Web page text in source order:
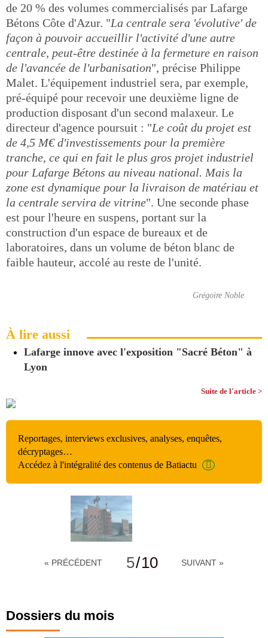
de 20 % des volumes commercialisés par Lafarge
Bétons Côte d'Azur. "La centrale sera 'évolutive' de
façon à pouvoir accueillir l'activité d'une autre
centrale, peut-être destinée à la fermeture en raison
de l'avancée de l'urbanisation", précise Philippe
Malet. L'équipement industriel sera, par exemple,
pré-équipé pour recevoir une deuxième ligne de
production disposant d'un second malaxeur. Le
directeur d'agence poursuit : "Le coût du projet est
de 4,5 M€ d'investissements pour la première
tranche, ce qui en fait le plus gros projet industriel
pour Lafarge Bétons au niveau national. Mais la
zone est dynamique pour la livraison de matériau et
la centrale servira de vitrine". Une seconde phase
est pour l'heure en suspens, portant sur la
construction d'un espace de bureaux et de
laboratoires, dans un volume de béton blanc de
faible hauteur, accolé au reste de l'unité.
Grégoire Noble
À lire aussi
Lafarge innove avec l'exposition "Sacré Béton" à
Lyon
Suite de l'article >
Reportages, interviews exclusives, analyses, enquêtes,
décryptages…
Accédez à l'intégralité des contenus de Batiactu
« PRÉCÉDENT 5/10 SUIVANT »
Dossiers du mois